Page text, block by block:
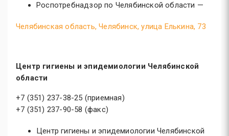
Роспотребнадзор по Челябинской области —
Челябинская область, Челябинск, улица Елькина, 73
Центр гигиены и эпидемиологии Челябинской
области
+7 (351) 237-38-25 (приемная)
+7 (351) 237-90-58 (факс)
Центр гигиены и эпидемиологии Челябинской